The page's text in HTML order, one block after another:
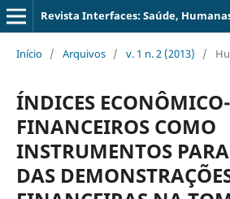
Revista Interfaces: Saúde,
Início / Arquivos / v. 1 n. 2 (2013) /
ÍNDICES ECONÔMICO-
FINANCEIROS COMO
INSTRUMENTOS
DAS